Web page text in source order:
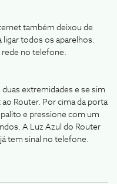
também deixou de
ligar todos os aparelhos.
no telefone.
extremidades e se sim
ao Router. Por cima da porta
e pressione com um
A Luz Azul do Router
tem sinal no telefone.